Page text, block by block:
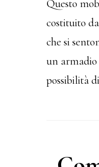
Questo
costituito
che si
un
possibilità